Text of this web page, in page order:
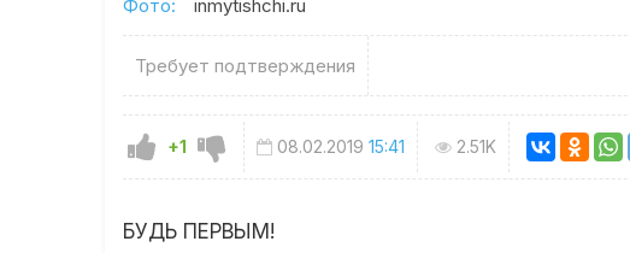
Фото: inmytishchi.ru
Требует подтверждения
+1 08.02.2019 15:41 2.51K
БУДЬ ПЕРВЫМ!